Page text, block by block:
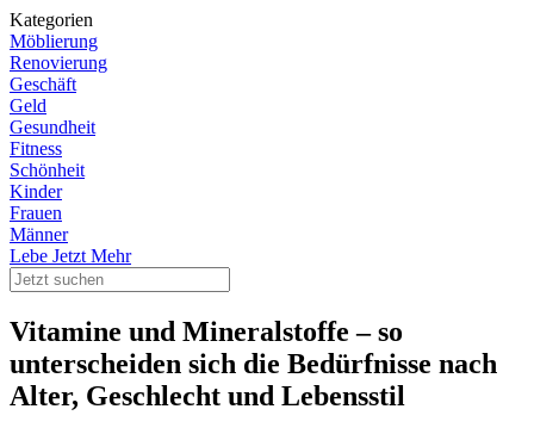
Kategorien
Möblierung
Renovierung
Geschäft
Geld
Gesundheit
Fitness
Schönheit
Kinder
Frauen
Männer
Lebe Jetzt Mehr
Vitamine und Mineralstoffe – so
unterscheiden sich die Bedürfnisse nach
Alter, Geschlecht und Lebensstil